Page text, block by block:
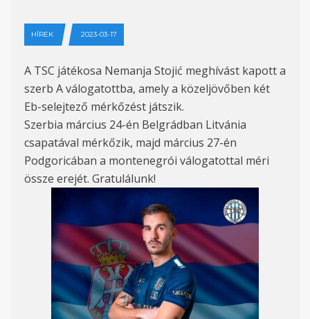
HÍREK 2023-03-17
A TSC játékosa Nemanja Stojić meghívást kapott a
szerb A válogatottba, amely a közeljövőben két
Eb-selejtező mérkőzést játszik.
Szerbia március 24-én Belgrádban Litvánia
csapatával mérkőzik, majd március 27-én
Podgoricában a montenegrói válogatottal méri
össze erejét. Gratulálunk!